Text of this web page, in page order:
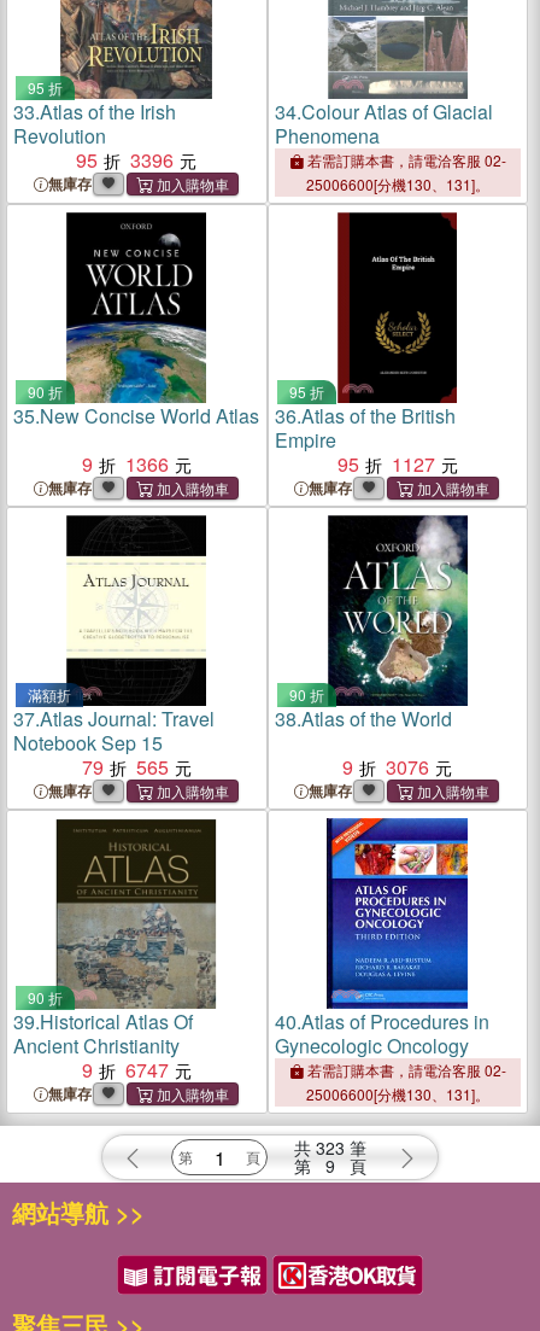
95 折
33.Atlas of the Irish
Revolution
95
3396
無庫存
34.Colour Atlas of Glacial
Phenomena
若需訂購本書，請電洽客服 02-
25006600[分機130、131]。
90 折
35.New Concise World Atlas
9
1366
無庫存
95 折
36.Atlas of the British
Empire
95
1127
無庫存
滿額折
37.Atlas Journal: Travel
Notebook Sep 15
79
565
無庫存
90 折
38.Atlas of the World
9
3076
無庫存
90 折
39.Historical Atlas Of
Ancient Christianity
9
6747
無庫存
40.Atlas of Procedures in
Gynecologic Oncology
若需訂購本書，請電洽客服 02-
25006600[分機130、131]。
共 323 筆
第 9 頁
網站導航 >>